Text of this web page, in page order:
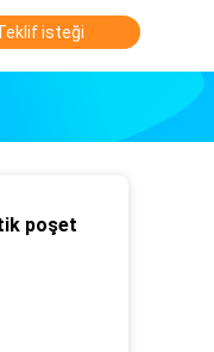
isteği
poşet